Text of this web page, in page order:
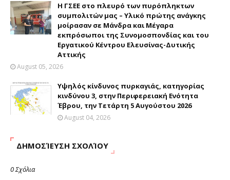
H ΓΣΕΕ στο πλευρό των πυρόπληκτων
συμπολιτών μας – Υλικό πρώτης ανάγκης
μοίρασαν σε Μάνδρα και Μέγαρα
εκπρόσωποι της Συνομοσπονδίας και του
Εργατικού Κέντρου Ελευσίνας-Δυτικής
Αττικής
August 05, 2026
Υψηλός κίνδυνος πυρκαγιάς, κατηγορίας
κινδύνου 3, στην Περιφερειακή Ενότητα
Έβρου, την Τετάρτη 5 Αυγούστου 2026
August 04, 2026
ΔΗΜΟΣΊΕΥΣΗ ΣΧΟΛΊΟΥ
0 Σχόλια